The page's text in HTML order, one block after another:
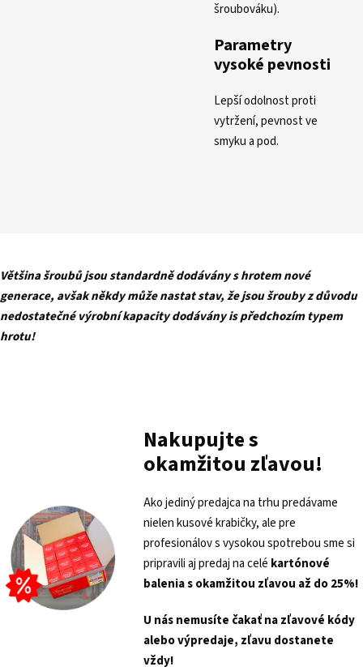
šroubováku).
Parametry
vysoké pevnosti
Lepší odolnost proti
vytržení, pevnost ve
smyku a pod.
Většina šroubů jsou standardně dodávány s hrotem nové
generace, avšak někdy může nastat stav, že jsou šrouby z důvodu
nedostatečné výrobní kapacity dodávány is předchozím typem
hrotu!
Nakupujte s
okamžitou zľavou!
Ako jediný predajca na trhu predávame
nielen kusové krabičky, ale pre
profesionálov s vysokou spotrebou sme si
pripravili aj predaj na celé kartónové
balenia sokamžitou zľavou až do 25%!
U nás nemusíte čakať na zľavové kódy
alebo výpredaje, zľavu dostanete
vždy!